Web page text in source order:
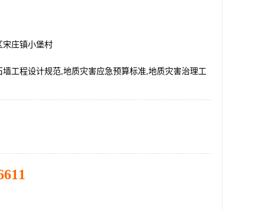
宋庄镇小堡村
墙工程设计规范,地质灾害应急预算标准,地质灾害治理工